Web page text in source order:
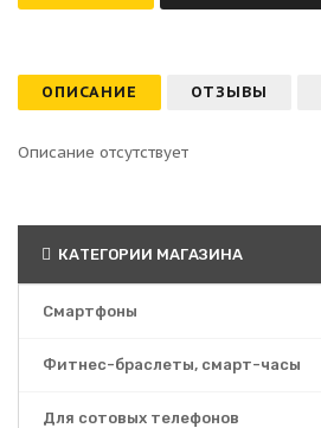
ОПИСАНИЕ ОТЗЫВЫ
Описание отсутствует
КАТЕГОРИИ МАГАЗИНА
Смартфоны
Фитнес-браслеты, смарт-часы
Для сотовых телефонов